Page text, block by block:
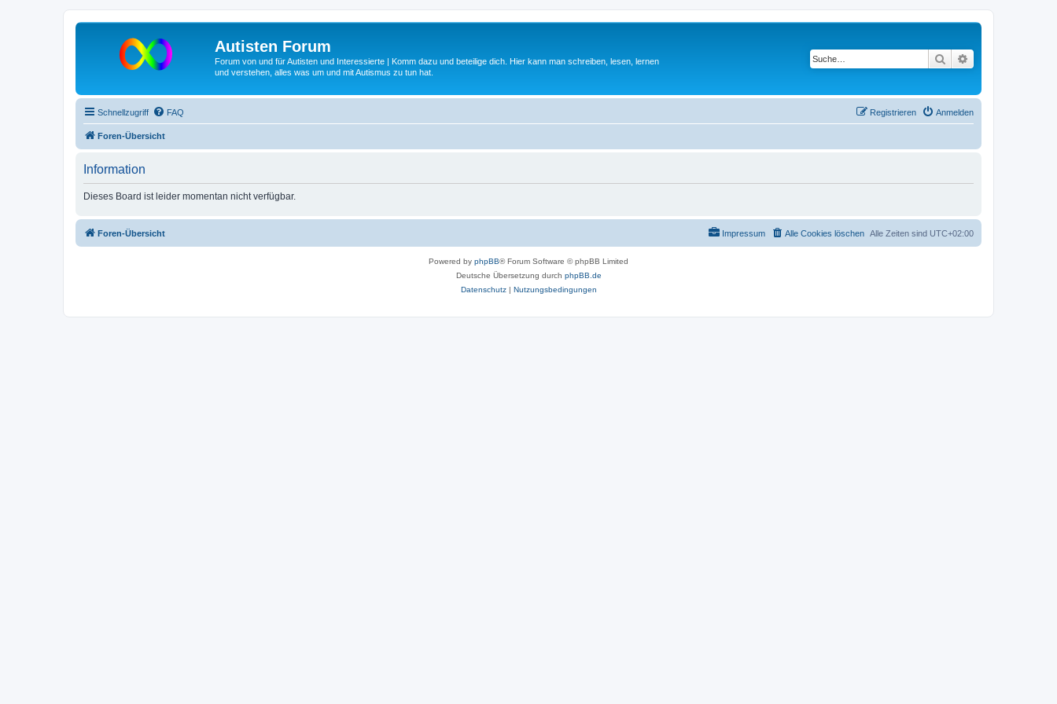
Autisten Forum
Forum von und für Autisten und Interessierte | Komm dazu und beteilige dich. Hier kann man schreiben, lesen, lernen
und verstehen, alles was um und mit Autismus zu tun hat.
Suche
Schnellzugriff FAQ Anmelden
Registrieren
Foren-Übersicht
Information
Dieses Board ist leider momentan nicht verfügbar.
Foren-Übersicht Alle Zeiten sind UTC+02:00
Alle Cookies löschen
Impressum
Powered by phpBB® Forum Software © phpBB Limited
Deutsche Übersetzung durch phpBB.de
Datenschutz| Nutzungsbedingungen